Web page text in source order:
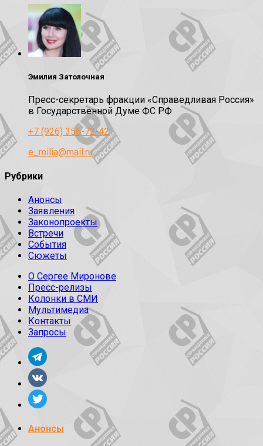
Эмилия Затолочная
Пресс-секретарь фракции «Справедливая Россия»
в Государственной Думе ФС РФ
+7 (926) 356-72-42
e_milia@mail.ru
Рубрики
Анонсы
Заявления
Законопроекты
Встречи
События
Сюжеты
О Сергее Миронове
Пресс-релизы
Колонки в СМИ
Мультимедиа
Контакты
Запросы
Анонсы